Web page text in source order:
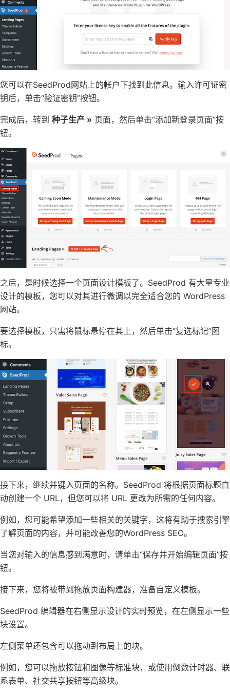
您可以在SeedProd网站上的帐户下找到此信息。输入许可证密
钥后，单击“验证密钥”按钮。
完成后，转到 种子生产 » 页面，然后单击“添加新登录页面”按
钮。
之后，是时候选择一个页面设计模板了。SeedProd 有大量专业
设计的模板，您可以对其进行微调以完全适合您的 WordPress
网站。
要选择模板，只需将鼠标悬停在其上，然后单击“复选标记”图
标。
接下来，继续并键入页面的名称。SeedProd 将根据页面标题自
动创建一个 URL，但您可以将 URL 更改为所需的任何内容。
例如，您可能希望添加一些相关的关键字，这将有助于搜索引擎
了解页面的内容，并可能改善您的WordPress SEO。
当您对输入的信息感到满意时，请单击“保存并开始编辑页面”按
钮。
接下来，您将被带到拖放页面构建器，准备自定义模板。
SeedProd 编辑器在右侧显示设计的实时预览，在左侧显示一些
块设置。
左侧菜单还包含可以拖动到布局上的块。
例如，您可以拖放按钮和图像等标准块，或使用倒数计时器、联
系表单、社交共享按钮等高级块。